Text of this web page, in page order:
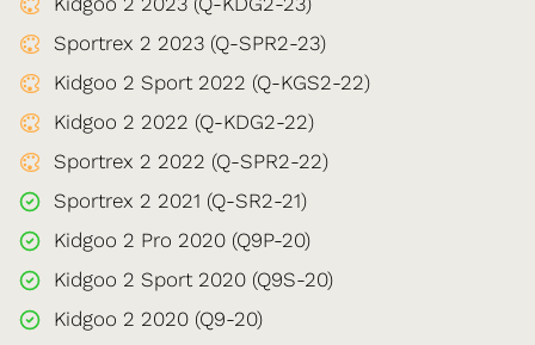
Sportrex 2 2023 (Q-SPR2-23)
Kidgoo 2 Sport 2022 (Q-KGS2-22)
Kidgoo 2 2022 (Q-KDG2-22)
Sportrex 2 2022 (Q-SPR2-22)
Sportrex 2 2021 (Q-SR2-21)
Kidgoo 2 Pro 2020 (Q9P-20)
Kidgoo 2 Sport 2020 (Q9S-20)
Kidgoo 2 2020 (Q9-20)